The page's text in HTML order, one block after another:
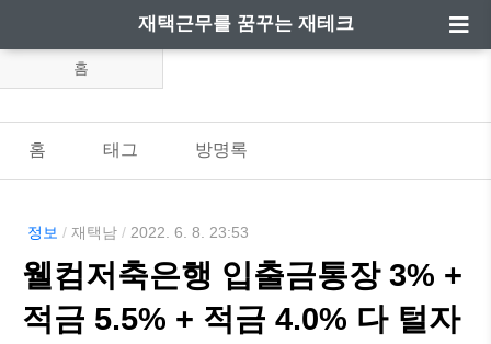
재택근무를 꿈꾸는 재테크
홈
홈 태그 방명록
정보 / 재택남 / 2022. 6. 8. 23:53
웰컴저축은행 입출금통장 3% +
적금 5.5% + 적금 4.0% 다 털자